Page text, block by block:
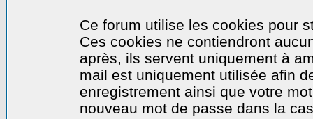
Ce forum utilise les cookies pour
Ces cookies ne contiendront
après, ils servent uniquement à
mail est uniquement utilisée afin
enregistrement ainsi que votre
nouveau mot de passe dans la